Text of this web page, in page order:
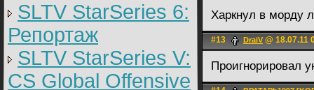
SLTV StarSeries 6:
Репортаж
SLTV StarSeries V:
CS Global Offensive
Харкнул в морду
#13 DraiV @ 18.07.11
Проигнорировал